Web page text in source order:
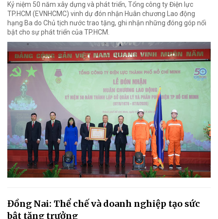
Kỷ niệm 50 năm xây dựng và phát triển, Tổng công ty Điện lực
TP.HCM (EVNHCMC) vinh dự đón nhận Huân chương Lao động
hạng Ba do Chủ tịch nước trao tặng, ghi nhận những đóng góp nổi
bật cho sự phát triển của TP.HCM.
Đồng Nai: Thể chế và doanh nghiệp tạo sức
bật tăng trưởng